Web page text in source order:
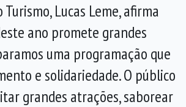
Lucas Leme, afirma
ano promete grandes
uma programação que
e solidariedade. O público
grandes atrações, saborear